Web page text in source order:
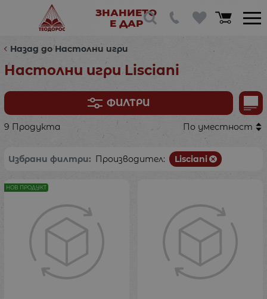
ЗНАНИЕТО
Е ДАР
Назад до Настолни игри
Настолни игри Lisciani
ФИЛТРИ
9 Продукта По уместност
Избрани филтри: Производител: Lisciani
НОВ ПРОДУКТ